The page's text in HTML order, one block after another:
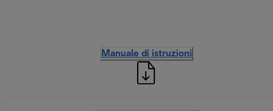
Manuale di istruzioni